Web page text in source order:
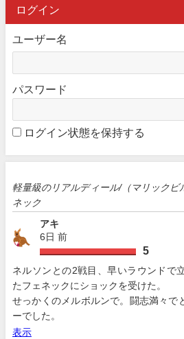
ログイン
ユーザー名
パスワード
ログイン状態を保持する
軽量級のリアルディール/（マリックビ
ネック
アキ
6日 前
5
ネルソンとの2戦目、早いラウンドで
たフェネックにショックを受けた。
せっかくのメルボルンで。闘志満々で
ーでした。
表示